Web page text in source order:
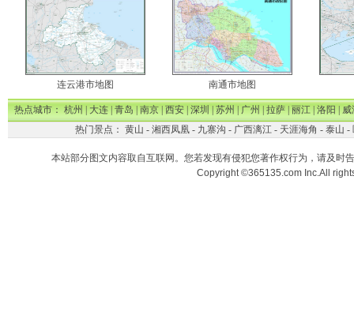
连云港市地图 南通市地图
热点城市：杭州|大连|青岛|南京|西安|深圳|苏州|广州|拉萨|丽江|洛阳|威
热门景点： 黄山 - 湘西凤凰- 九寨沟 - 广西漓江- 天涯海角 - 泰山 -
本站部分图文内容取自互联网。您若发现有侵犯您著作权行为，请及时
Copyright ©365135.com Inc.All